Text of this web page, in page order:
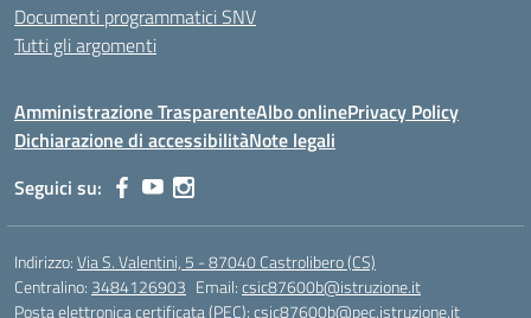
Documenti programmatici SNV
Tutti gli argomenti
Amministrazione TrasparenteAlbo onlinePrivacy Policy
Dichiarazione di accessibilitàNote legali
Seguici su:
Indirizzo:Via S. Valentini, 5 - 87040 Castrolibero (CS)
Centralino: 3484126903 Email:csic87600b@istruzione.it
Posta elettronica certificata (PEC):csic87600b@pec.istruzione.it